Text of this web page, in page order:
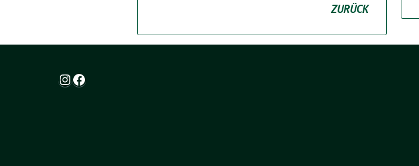
ZURÜCK
Instagram
Facebook